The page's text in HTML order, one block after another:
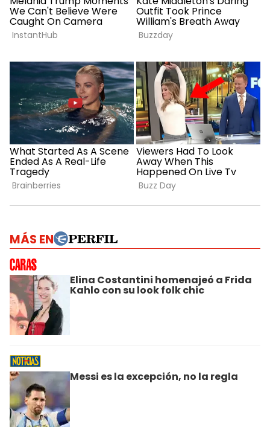
MÁS EN
Elina Costantini homenajeó a Frida
Kahlo con su look folk chic
Messi es la excepción, no la regla